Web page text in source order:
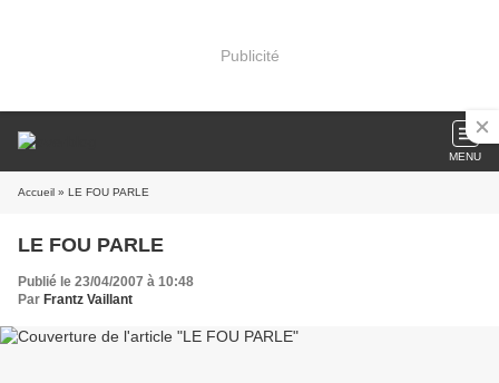
Publicité
MENU
Accueil » LE FOU PARLE
LE FOU PARLE
Publié le 23/04/2007 à 10:48
Par Frantz Vaillant